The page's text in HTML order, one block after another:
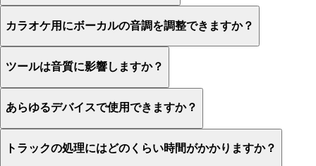
カラオケ用にボーカルの音調を調整できますか？
ツールは音質に影響しますか？
あらゆるデバイスで使用できますか？
トラックの処理にはどのくらい時間がかかりますか？